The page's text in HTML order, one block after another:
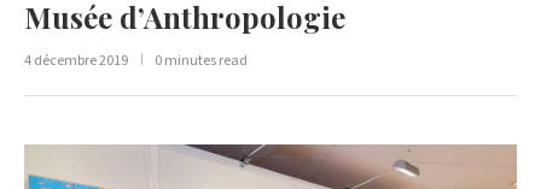
Musée d’Anthropologie
4 décembre 2019 0 minutes read